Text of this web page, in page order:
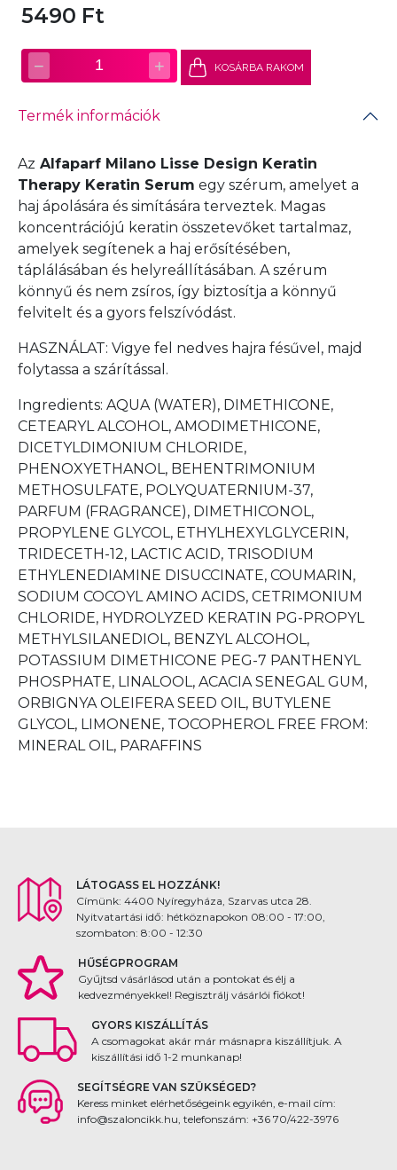
5490 Ft
− 1 + KOSÁRBA RAKOM
Termék információk
Az Alfaparf Milano Lisse Design Keratin
Therapy Keratin Serum egy szérum, amelyet a
haj ápolására és simítására terveztek. Magas
koncentrációjú keratin összetevőket tartalmaz,
amelyek segítenek a haj erősítésében,
táplálásában és helyreállításában. A szérum
könnyű és nem zsíros, így biztosítja a könnyű
felvitelt és a gyors felszívódást.
HASZNÁLAT: Vigye fel nedves hajra fésűvel, majd
folytassa a szárítással.
Ingredients: AQUA (WATER), DIMETHICONE,
CETEARYL ALCOHOL, AMODIMETHICONE,
DICETYLDIMONIUM CHLORIDE,
PHENOXYETHANOL, BEHENTRIMONIUM
METHOSULFATE, POLYQUATERNIUM-37,
PARFUM (FRAGRANCE), DIMETHICONOL,
PROPYLENE GLYCOL, ETHYLHEXYLGLYCERIN,
TRIDECETH-12, LACTIC ACID, TRISODIUM
ETHYLENEDIAMINE DISUCCINATE, COUMARIN,
SODIUM COCOYL AMINO ACIDS, CETRIMONIUM
CHLORIDE, HYDROLYZED KERATIN PG-PROPYL
METHYLSILANEDIOL, BENZYL ALCOHOL,
POTASSIUM DIMETHICONE PEG-7 PANTHENYL
PHOSPHATE, LINALOOL, ACACIA SENEGAL GUM,
ORBIGNYA OLEIFERA SEED OIL, BUTYLENE
GLYCOL, LIMONENE, TOCOPHEROL FREE FROM:
MINERAL OIL, PARAFFINS
LÁTOGASS EL HOZZÁNK!
Címünk: 4400 Nyíregyháza, Szarvas utca 28.
Nyitvatartási idő: hétköznapokon 08:00 - 17:00,
szombaton: 8:00 - 12:30
HŰSÉGPROGRAM
Gyűjtsd vásárlásod után a pontokat és élj a
kedvezményekkel! Regisztrálj vásárlói fiókot!
GYORS KISZÁLLÍTÁS
A csomagokat akár már másnapra kiszállítjuk. A
kiszállítási idő 1-2 munkanap!
SEGÍTSÉGRE VAN SZÜKSÉGED?
Keress minket elérhetőségeink egyikén, e-mail cím:
info@szaloncikk.hu, telefonszám: +36 70/422-3976